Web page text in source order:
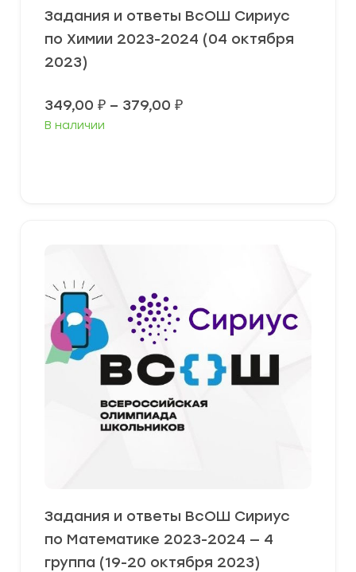
Задания и ответы ВсОШ Сириус
по Химии 2023-2024 (04 октября
2023)
349,00 ₽ – 379,00 ₽Диапазон
В наличии
Задания и ответы ВсОШ Сириус
по Математике 2023-2024 — 4
группа (19-20 октября 2023)